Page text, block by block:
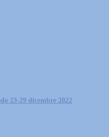
23-29 dicembre 2022